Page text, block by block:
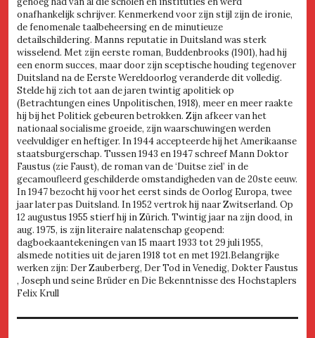
onafhankelijk schrijver. Kenmerkend voor zijn stijl zijn de ironie,
de fenomenale taalbeheersing en de minutieuze
detailschildering. Manns reputatie in Duitsland was sterk
wisselend. Met zijn eerste roman, Buddenbrooks (1901), had hij
een enorm succes, maar door zijn sceptische houding tegenover
Duitsland na de Eerste Wereldoorlog veranderde dit volledig.
Stelde hij zich tot aan de jaren twintig apolitiek op
(Betrachtungen eines Unpolitischen, 1918), meer en meer raakte
hij bij het Politiek gebeuren betrokken. Zijn afkeer van het
nationaal socialisme groeide, zijn waarschuwingen werden
veelvuldiger en heftiger. In 1944 accepteerde hij het Amerikaanse
staatsburgerschap. Tussen 1943 en 1947 schreef Mann Doktor
Faustus (zie Faust), de roman van de ‘Duitse ziel’ in de
gecamoufleerd geschilderde omstandigheden van de 20ste eeuw.
In 1947 bezocht hij voor het eerst sinds de Oorlog Europa, twee
jaar later pas Duitsland. In 1952 vertrok hij naar Zwitserland. Op
12 augustus 1955 stierf hij in Zürich. Twintig jaar na zijn dood, in
aug. 1975, is zijn literaire nalatenschap geopend:
dagboekaantekeningen van 15 maart 1933 tot 29 juli 1955,
alsmede notities uit de jaren 1918 tot en met 1921.Belangrijke
werken zijn: Der Zauberberg, Der Tod in Venedig, Dokter Faustus
, Joseph und seine Brüder en Die Bekenntnisse des Hochstaplers
Felix Krull